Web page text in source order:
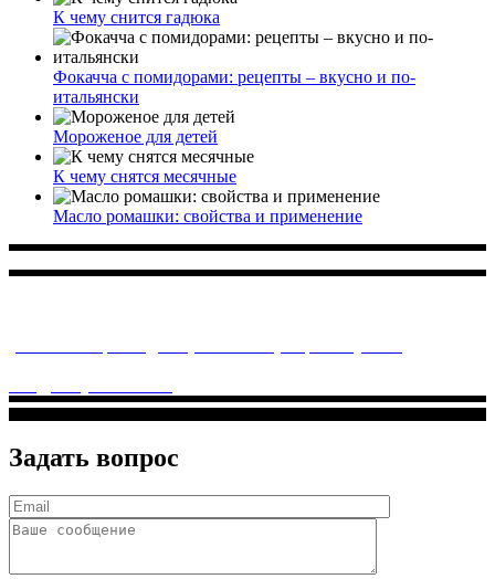
К чему снится гадюка
Фокачча с помидорами: рецепты – вкусно и по-
итальянски
Мороженое для детей
К чему снятся месячные
Масло ромашки: свойства и применение
Задать вопрос